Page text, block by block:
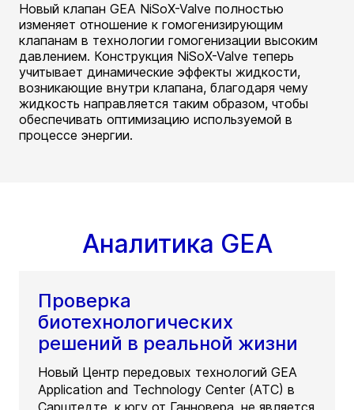
Новый клапан GEA NiSoX-Valve полностью
изменяет отношение к гомогенизирующим
клапанам в технологии гомогенизации высоким
давлением. Конструкция NiSoX-Valve теперь
учитывает динамические эффекты жидкости,
возникающие внутри клапана, благодаря чему
жидкость направляется таким образом, чтобы
обеспечивать оптимизацию используемой в
процессе энергии.
Аналитика GEA
Проверка
биотехнологических
решений в реальной жизни
Новый Центр передовых технологий GEA
Application and Technology Center (ATC) в